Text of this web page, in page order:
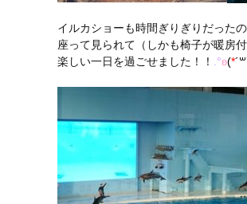
イルカショーも時間ぎりぎりだったの
座って見られて（しかも椅子が暖房付
楽しい一日を過ごせました！！
.°ʚ(*